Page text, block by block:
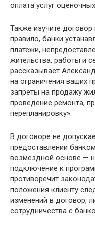
оплата услуг
Также изучите
правило, банки
платежи,
жительства, работы и
рассказывает
на ограничения ваших
запреты на продажу
проведение ремонта,
перепланировку».
В договоре не
предоставлении
возмездной основе —
подключение к
противоречит
положения клиенту
изменений в договор,
сотрудничества с